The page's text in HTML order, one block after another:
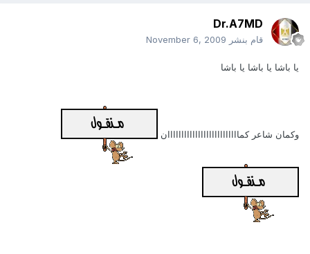
Dr.A7MD
قام بنشر November 6, 2009
يا باشا يا باشا يا باشا
وكمان شاعر كماااااااااااااااااااااااااان